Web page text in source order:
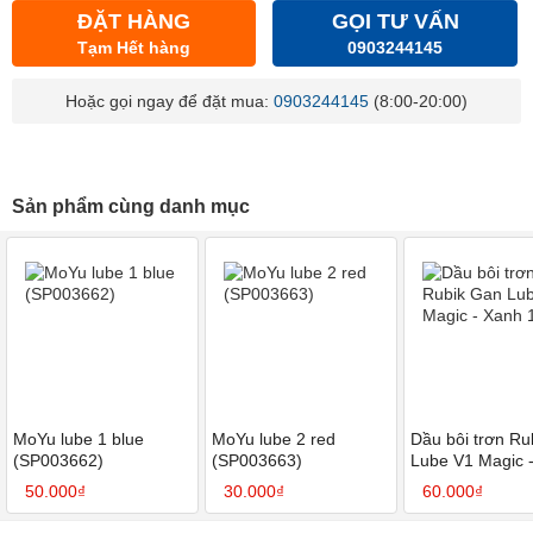
ĐẶT HÀNG
Tạm Hết hàng
GỌI TƯ VẤN
0903244145
Hoặc gọi ngay để đặt mua: 0903244145 (8:00-20:00)
Sản phẩm cùng danh mục
MoYu lube 1 blue
(SP003662)
50.000₫
MoYu lube 2 red
(SP003663)
30.000₫
Dầu bôi trơn
Lube V1 Magic
10 ml
60.000₫